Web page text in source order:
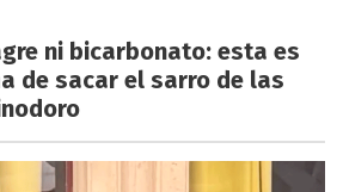
ni bicarbonato: esta es
de sacar el sarro de las